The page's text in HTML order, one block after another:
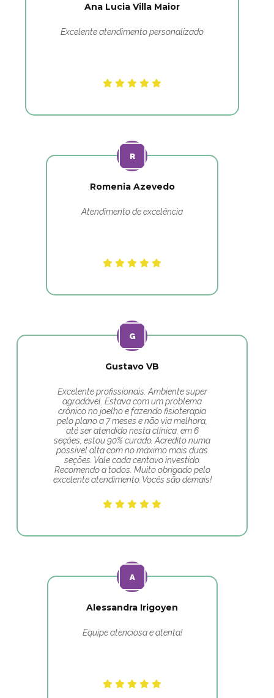
Ana Lucia Villa Maior
Excelente atendimento personalizado
Romenia Azevedo
Atendimento de excelência
Gustavo VB
Excelente profissionais. Ambiente super
agradável. Estava com um problema
crônico no joelho e fazendo fisioterapia
pelo plano a 7 meses e não via melhora,
até ser atendido nesta clínica, em 6
seções, estou 90% curado. Acredito numa
possível alta com no máximo mais duas
seções. Vale cada centavo investido.
Recomendo a todos. Muito obrigado pelo
excelente atendimento. Vocês são demais!
Alessandra Irigoyen
Equipe atenciosa e atenta!